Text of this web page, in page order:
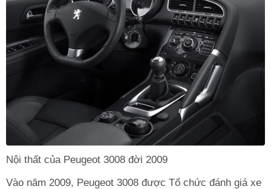
Nội thất của Peugeot 3008 đời 2009
Vào năm 2009, Peugeot 3008 được Tổ chức đánh giá xe